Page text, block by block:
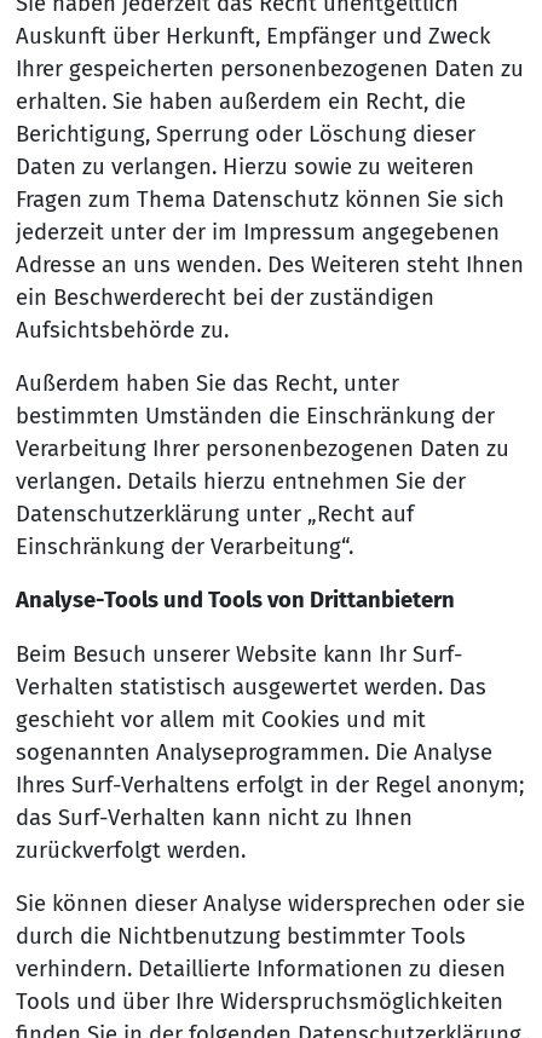
Auskunft über Herkunft, Empfänger und Zweck
Ihrer gespeicherten personenbezogenen Daten zu
erhalten. Sie haben außerdem ein Recht, die
Berichtigung, Sperrung oder Löschung dieser
Daten zu verlangen. Hierzu sowie zu weiteren
Fragen zum Thema Datenschutz können Sie sich
jederzeit unter der im Impressum angegebenen
Adresse an uns wenden. Des Weiteren steht Ihnen
ein Beschwerderecht bei der zuständigen
Aufsichtsbehörde zu.
Außerdem haben Sie das Recht, unter
bestimmten Umständen die Einschränkung der
Verarbeitung Ihrer personenbezogenen Daten zu
verlangen. Details hierzu entnehmen Sie der
Datenschutzerklärung unter „Recht auf
Einschränkung der Verarbeitung“.
Analyse-Tools und Tools von Drittanbietern
Beim Besuch unserer Website kann Ihr Surf-
Verhalten statistisch ausgewertet werden. Das
geschieht vor allem mit Cookies und mit
sogenannten Analyseprogrammen. Die Analyse
Ihres Surf-Verhaltens erfolgt in der Regel anonym;
das Surf-Verhalten kann nicht zu Ihnen
zurückverfolgt werden.
Sie können dieser Analyse widersprechen oder sie
durch die Nichtbenutzung bestimmter Tools
verhindern. Detaillierte Informationen zu diesen
Tools und über Ihre Widerspruchsmöglichkeiten